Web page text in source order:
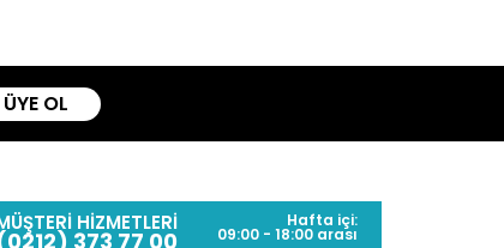
ÜYE OL
HİZMETLERİ
373 77 00
Hafta içi:
09:00 - 18:00 arası